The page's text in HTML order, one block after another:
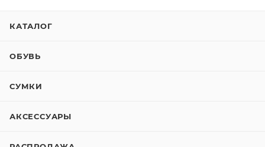
КАТАЛОГ
ОБУВЬ
СУМКИ
АКСЕССУАРЫ